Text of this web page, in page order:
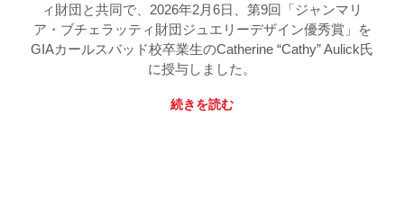
ィ財団と共同で、2026年2月6日、第9回「ジャンマリ
ア・ブチェラッティ財団ジュエリーデザイン優秀賞」を
GIAカールスバッド校卒業生のCatherine “Cathy” Aulick氏
に授与しました。
続きを読む